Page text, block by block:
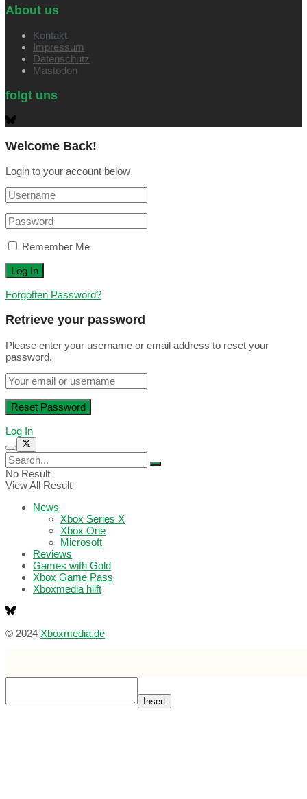
About us
Kontakt
Impressum
Datenschutz
Mastodon
folgt uns
Welcome Back!
Login to your account below
Remember Me
Forgotten Password?
Retrieve your password
Please enter your username or email address to reset your
password.
Log In
No Result
View All Result
News
Xbox Series X
Xbox One
Microsoft
Reviews
Games with Gold
Xbox Game Pass
Xboxmedia hilft
© 2024 Xboxmedia.de
Insert